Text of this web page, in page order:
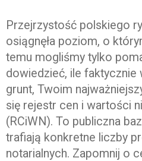
Przejrzystość polskiego
osiągnęła poziom, o
temu mogliśmy tylko
dowiedzieć, ile faktycznie
grunt, Twoim
się rejestr cen i wartości
(RCiWN). To publiczna
trafiają konkretne liczby
notarialnych. Zapomnij o